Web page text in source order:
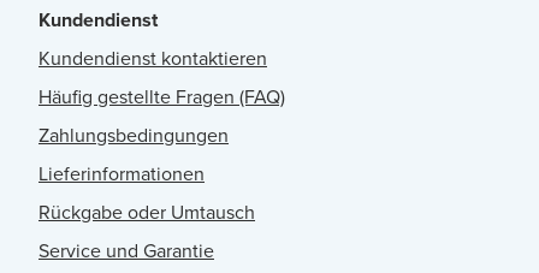
Kundendienst
Kundendienst kontaktieren
Häufig gestellte Fragen (FAQ)
Zahlungsbedingungen
Lieferinformationen
Rückgabe oder Umtausch
Service und Garantie